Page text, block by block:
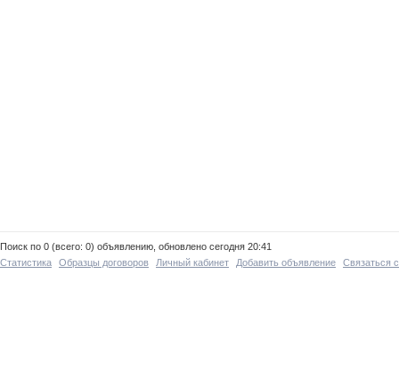
Поиск по 0 (всего: 0) объявлению, обновлено сегодня 20:41
Статистика
Образцы договоров Личный кабинет Добавить объявление Связаться